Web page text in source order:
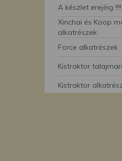
A készlet erejéig !!!!
Xinchai és Koop
alkatrészek
Force alkatrészek
Kistraktor
Kistraktor